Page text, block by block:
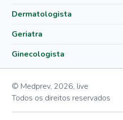
Dermatologista
Geriatra
Ginecologista
© Medprev, 2026, live
Todos os direitos reservados